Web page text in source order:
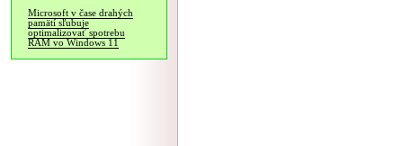
Microsoft v čase drahých
pamätí sľubuje
optimalizovať spotrebu
RAM vo Windows 11